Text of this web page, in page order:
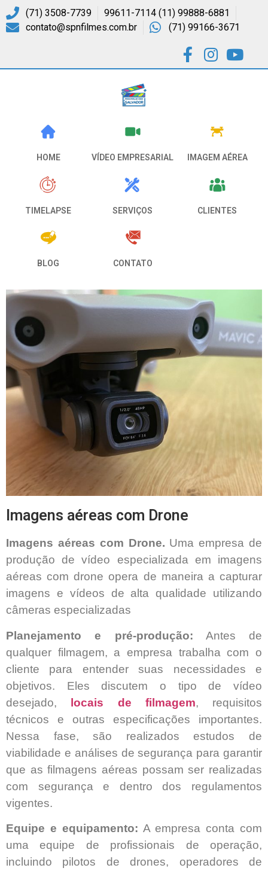
(71) 3508-7739
99611-7114 (11) 99888-6881
contato@spnfilmes.com.br
(71) 99166-3671
HOME VÍDEO EMPRESARIAL IMAGEM AÉREA
TIMELAPSE SERVIÇOS CLIENTES
BLOG CONTATO
Imagens aéreas com Drone
Imagens aéreas com Drone. Uma empresa de
produção de vídeo especializada em imagens
aéreas com drone opera de maneira a capturar
imagens e vídeos de alta qualidade utilizando
câmeras especializadas
Planejamento e pré-produção: Antes de
qualquer filmagem, a empresa trabalha com o
cliente para entender suas necessidades e
objetivos. Eles discutem o tipo de vídeo
desejado, locais de filmagem, requisitos
técnicos e outras especificações importantes.
Nessa fase, são realizados estudos de
viabilidade e análises de segurança para garantir
que as filmagens aéreas possam ser realizadas
com segurança e dentro dos regulamentos
vigentes.
Equipe e equipamento: A empresa conta com
uma equipe de profissionais de operação,
incluindo pilotos de drones, operadores de